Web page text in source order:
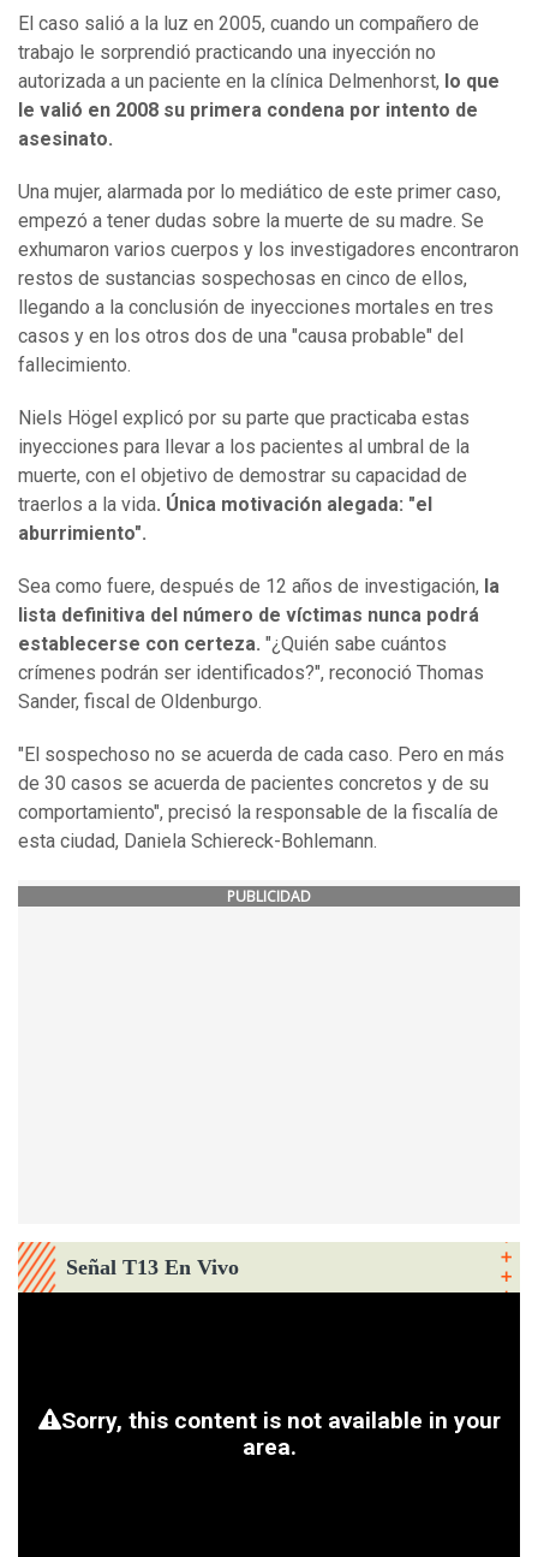
El caso salió a la luz en 2005, cuando un compañero de
trabajo le sorprendió practicando una inyección no
autorizada a un paciente en la clínica Delmenhorst, lo que
le valió en 2008 su primera condena por intento de
asesinato.
Una mujer, alarmada por lo mediático de este primer caso,
empezó a tener dudas sobre la muerte de su madre. Se
exhumaron varios cuerpos y los investigadores encontraron
restos de sustancias sospechosas en cinco de ellos,
llegando a la conclusión de inyecciones mortales en tres
casos y en los otros dos de una "causa probable" del
fallecimiento.
Niels Högel explicó por su parte que practicaba estas
inyecciones para llevar a los pacientes al umbral de la
muerte, con el objetivo de demostrar su capacidad de
traerlos a la vida. Única motivación alegada: "el
aburrimiento".
Sea como fuere, después de 12 años de investigación, la
lista definitiva del número de víctimas nunca podrá
establecerse con certeza. "¿Quién sabe cuántos
crímenes podrán ser identificados?", reconoció Thomas
Sander, fiscal de Oldenburgo.
"El sospechoso no se acuerda de cada caso. Pero en más
de 30 casos se acuerda de pacientes concretos y de su
comportamiento", precisó la responsable de la fiscalía de
esta ciudad, Daniela Schiereck-Bohlemann.
PUBLICIDAD
Señal T13 En Vivo